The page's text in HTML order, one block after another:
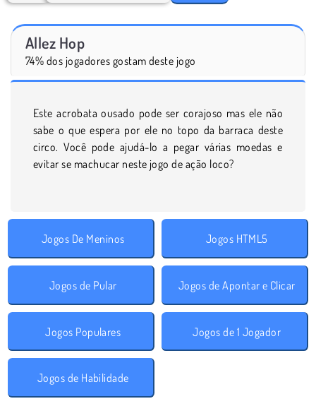
Allez Hop
74% dos jogadores gostam deste jogo
Este acrobata ousado pode ser corajoso mas ele não
sabe o que espera por ele no topo da barraca deste
circo. Você pode ajudá-lo a pegar várias moedas e
evitar se machucar neste jogo de ação loco?
Jogos De Meninos Jogos HTML5
Jogos de Pular Jogos de Apontar e Clicar
Jogos Populares Jogos de 1 Jogador
Jogos de Habilidade